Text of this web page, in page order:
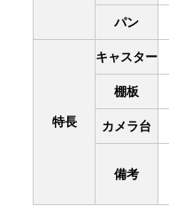
パン
特長
キャスター
棚板
カメラ台
備考